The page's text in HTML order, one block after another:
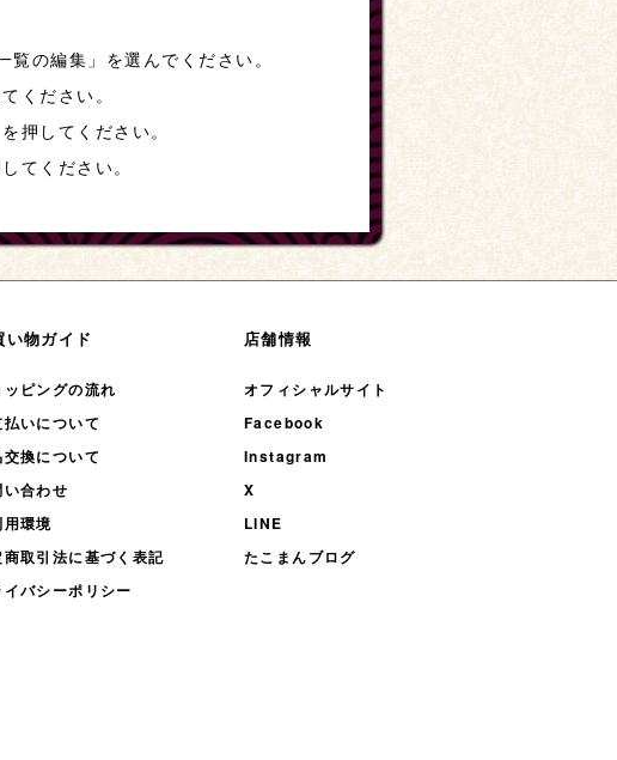
の編集」を選んでください。
ください。
押してください。
てください。
い物ガイド
ッピングの流れ
払いについて
換について
い合わせ
用環境
商取引法に基づく表記
イバシーポリシー
店舗情報
オフィシャルサイト
Facebook
Instagram
X
LINE
たこまんブログ